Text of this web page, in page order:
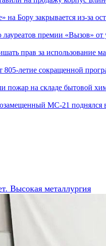
на Бору закрывается из-за
лауреатов премии «Вызов»
прав за использование
летие сокращенной
пожар на складе бытовой
МС-21 поднялся
Высокая металлургия